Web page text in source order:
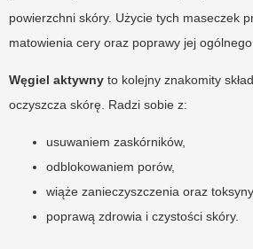
powierzchni skóry. Użycie tych maseczek
matowienia cery oraz poprawy jej ogólnego
Węgiel aktywny to kolejny znakomity
oczyszcza skórę. Radzi sobie z:
usuwaniem zaskórników,
odblokowaniem porów,
wiąże zanieczyszczenia oraz toksyny,
poprawą zdrowia i czystości skóry.